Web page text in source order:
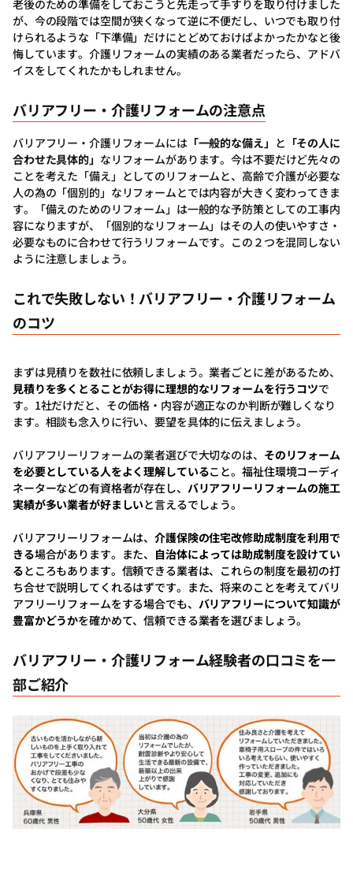
老後のための準備をしておこうと先走って手すりを取り付けました
が、今の段階では空間が狭くなって逆に不便だし、いつでも取り付
けられるような「下準備」だけにとどめておけばよかったかなと後
悔しています。介護リフォームの実績のある業者だったら、アドバ
イスをしてくれたかもしれません。
バリアフリー・介護リフォームの注意点
バリアフリー・介護リフォームには「一般的な備え」 と 「その人に
合わせた具体的」 なリフォームがあります。今は不要だけど先々の
ことを考えた「備え」としてのリフォームと、高齢で介護が必要な
人の為の「個別的」なリフォームとでは内容が大きく変わってきま
す。「備えのためのリフォーム」は一般的な予防策としての工事内
容になりますが、「個別的なリフォーム」はその人の使いやすさ・
必要なものに合わせて行うリフォームです。この２つを混同しない
ように注意しましょう。
これで失敗しない！バリアフリー・介護リフォーム
のコツ
まずは見積りを数社に依頼しましょう。業者ごとに差があるため、
見積りを多くとることがお得に理想的なリフォームを行うコツで
す。1社だけだと、その価格・内容が適正なのか判断が難しくなり
ます。相談も念入りに行い、要望を具体的に伝えましょう。
バリアフリーリフォームの業者選びで大切なのは、 そのリフォーム
を必要としている人をよく理解していること。福祉住環境コーディ
ネーターなどの有資格者が存在し、 バリアフリーリフォームの施工
実績が多い業者が好ましいと言えるでしょう。
バリアフリーリフォームは、介護保険の住宅改修助成制度を利用で
きる場合があります。また、 自治体によっては助成制度を設けてい
るところもあります。信頼できる業者は、これらの制度を最初の打
ち合せで説明してくれるはずです。また、将来のことを考えてバリ
アフリーリフォームをする場合でも、 バリアフリーについて知識が
豊富かどうかを確かめて、信頼できる業者を選びましょう。
バリアフリー・介護リフォーム経験者の口コミを一
部ご紹介